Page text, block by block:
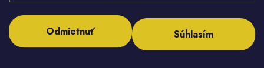
Odmietnuť Súhlasím
4,42 € 6,65 €